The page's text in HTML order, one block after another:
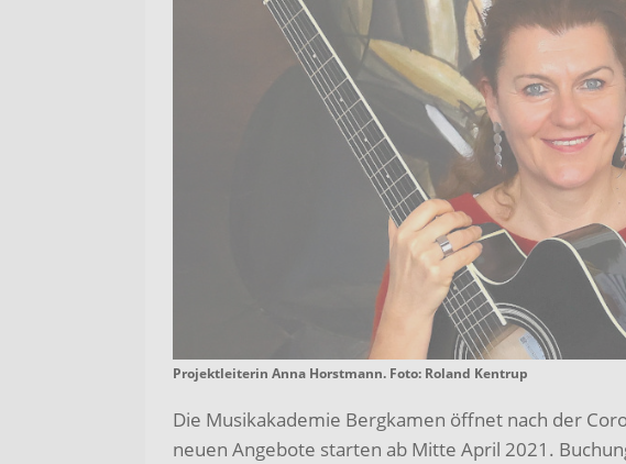
Projektleiterin Anna Horstmann. Foto: Roland Kentrup
Die Musikakademie Bergkamen öffnet nach der
neuen Angebote starten ab Mitte April 2021.